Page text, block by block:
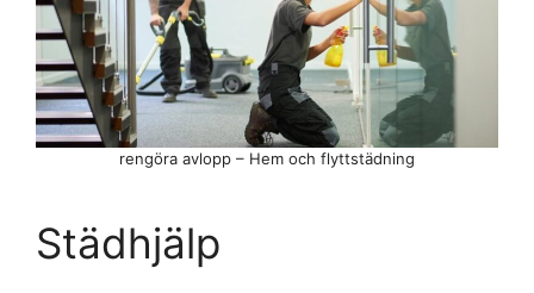
Städhjälp
rengöra avlopp – Hem och flyttstädning